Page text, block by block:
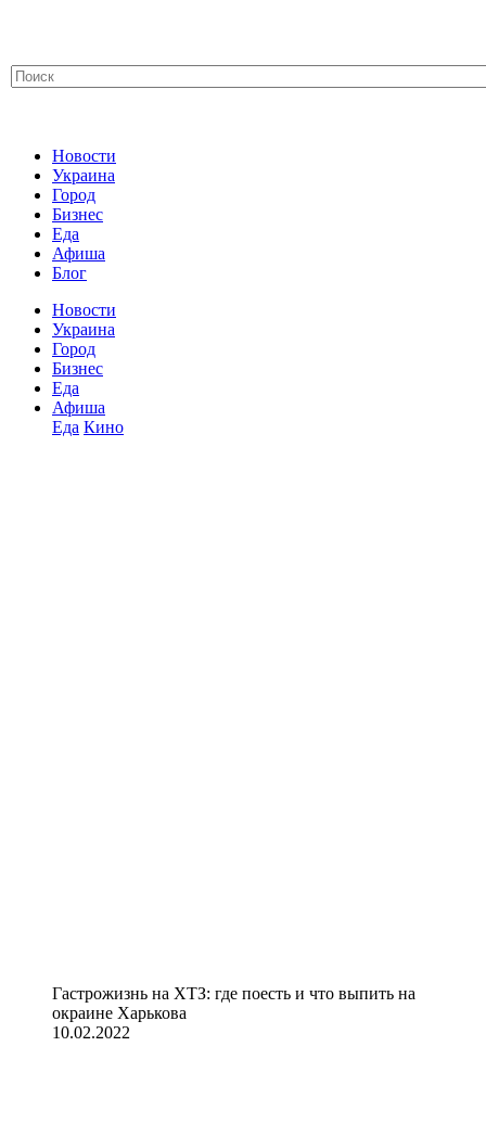
Новости
Украина
Город
Бизнес
Еда
Афиша
Блог
Новости
Украина
Город
Бизнес
Еда
Афиша
Еда Кино
Гастрожизнь на ХТЗ: где поесть и что выпить на
окраине Харькова
10.02.2022